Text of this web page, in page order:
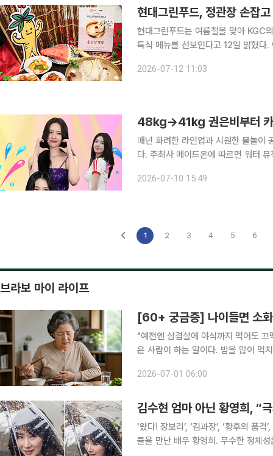
현대그린푸드, 정관장 손잡
현대그린푸드는 여름철을 맞아 KGC
특식 메뉴를 선보인다고 12일 밝혔다. 이번 협업은 이달 13일부터 8월 말까지 진행된다. 현대그린
2026-07-12 11:03
48㎏→41㎏ 권은비부터 카
매년 화려한 라인업과 시원한 물놀이
다. 주최사 메이드온에 따르면 워터 뮤직 페스티벌 ‘워터밤 서울 2026’은 이달 24일부터 26일까
이영지, 키스 오브 라이프(KISS OF
2026-07-10 15:49
1 2 3 4 5 6
브라보 마이 라이프
[60+ 궁금증] 나이들면 소
"예전엔 삼겹살에 야식까지 먹어도 끄떡없
은 사람이 하는 말이다. 밥을 많이 먹
까다로워진 것이 아니라 몸이 달라지
2026-07-01 06:00
김수현 엄마 아닌 황영희, “
‘왔다! 장보리’, ‘김과장’, ‘황후의 품
들을 만난 배우 황영희. 무수한 정체